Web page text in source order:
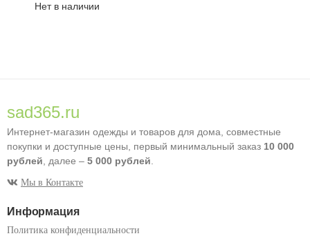
Нет в наличии
sad365.ru
Интернет-магазин одежды и товаров для дома, совместные
покупки и доступные цены, первый минимальный заказ 10 000
рублей , далее – 5 000 рублей
Мы в Контакте
Информация
Политика конфиденциальности